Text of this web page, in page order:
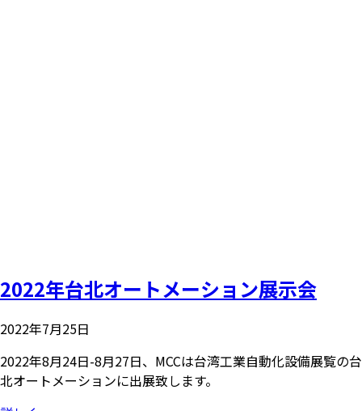
2022年台北オートメーション展示会
2022年7月25日
2022年8月24日-8月27日、MCCは台湾工業自動化設備展覧の台
北オートメーションに出展致します。